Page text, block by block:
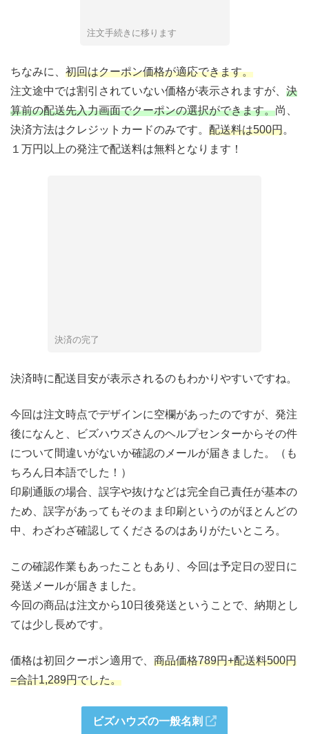
注文手続きに移ります
ちなみに、 初回はクーポン価格が適応できます。
注文途中では割引されていない価格が表示されますが、 決
算前の配送先入力画面でクーポンの選択ができます。尚、
決済方法はクレジットカードのみです。 配送料は500円。
１万円以上の発注で配送料は無料となります！
決済の完了
決済時に配送目安が表示されるのもわかりやすいですね。
今回は注文時点でデザインに空欄があったのですが、発注
後になんと、ビズハウズさんのヘルプセンターからその件
について間違いがないか確認のメールが届きました。（も
ちろん日本語でした！）
印刷通販の場合、誤字や抜けなどは完全自己責任が基本の
ため、誤字があってもそのまま印刷というのがほとんどの
中、わざわざ確認してくださるのはありがたいところ。
この確認作業もあったこともあり、今回は予定日の翌日に
発送メールが届きました。
今回の商品は注文から10日後発送ということで、納期とし
ては少し長めです。
価格は初回クーポン適用で、 商品価格789円+配送料500円
=合計1,289円でした。
ビズハウズの一般名刺